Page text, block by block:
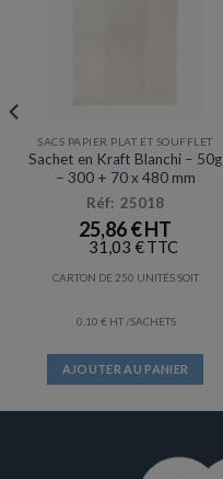
SACS PAPIER PLAT ET SOUFFLET
Sachet en Kraft Blanchi – 50g
– 300 + 70 x 480 mm
Réf: 25018
25,86€
31,03 €
CARTON DE 250 UNITÉS SOIT
0,10 € /SACHETS
AJOUTER AU PANIER